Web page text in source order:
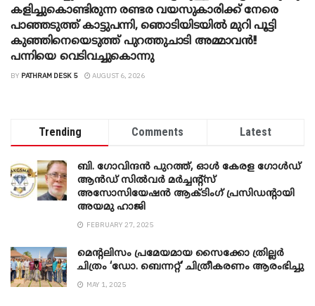
കളിച്ചുകൊണ്ടിരുന്ന രണ്ടര വയസുകാരിക്ക് നേരെ
പാഞ്ഞടുത്ത് കാട്ടുപന്നി, ‍ഞൊടിയി‌ടയിൽ മുറി പൂട്ടി
കുഞ്ഞിനെയെടുത്ത് പുറത്തുചാടി അമ്മാവൻ!!
പന്നിയെ വെടിവച്ചുകൊന്നു
BY PATHRAM DESK 5 AUGUST 6, 2026
Trending Comments Latest
ബി. ​ഗോവിന്ദൻ പുറത്ത്, ഓൾ കേരള ഗോൾഡ്
ആൻഡ് സിൽവർ മർച്ചന്റ്സ്
അസോസിയേഷൻ ആക്ടിംഗ് പ്രസിഡന്റായി
അയമു ഹാജി
FEBRUARY 27, 2025
മെന്‍റലിസം പ്രമേയമായ സൈക്കോ ത്രില്ലർ
ചിത്രം ‘ഡോ. ബെന്നറ്റ്’ ചിത്രീകരണം ആരംഭിച്ചു
MAY 1, 2025